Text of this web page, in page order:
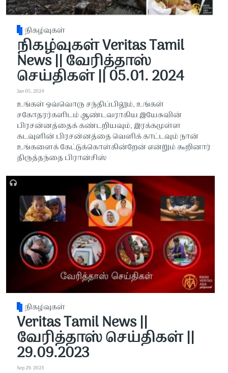
நிகழ்வுகள்
நிகழ்வுகள் Veritas Tamil
News || வேரித்தாஸ்
செய்திகள் || 05.01. 2024
Jan 05, 2024
உங்கள் ஒவ்வொரு சந்திப்பிலும், உங்கள்
சகோதரர்களிடம் ஆண்டவராகிய இயேசுவின்
பிரசன்னத்தைக் கண்டறியவும், இரக்கமுள்ள
கடவுளின் பிரசன்னத்தை வெளிக் காட்டவும் நான்
உங்களைக் கேட்டுக்கொள்கின்றேன் என்றும் கூறினார்
திருத்தந்தை பிரான்சிஸ்
நிகழ்வுகள்
Veritas Tamil News ||
வேரித்தாஸ் செய்திகள் ||
29.09.2023
Sep 29, 2023